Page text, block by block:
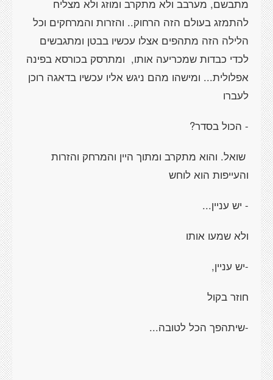
מתבשם, מערבב ולא מתקרב ומוזג ולא מצליח
להתמזג בעולם הזה הרחוק.. והזרות והמרחקים וכל
הלילה הזה מתהפים אצלו עכשיו בבטן ומתגבשים
לכדי כבדות שמכריעה אותו, ומתרסק בכורסא בפינה
אפלולית... ומישהו מהם ניגש אליו עכשיו בדאגה רוכן
לעברו
- הכול בסדר?
שואל. והוא מתקרב ומתוך היין והמרחק והזרות
והעייפות הוא לוחש
- יש עניין...
ולא שמעו אותו
-יש עניין,
חוזר בקול
-שיתהפך הכל לטובה...